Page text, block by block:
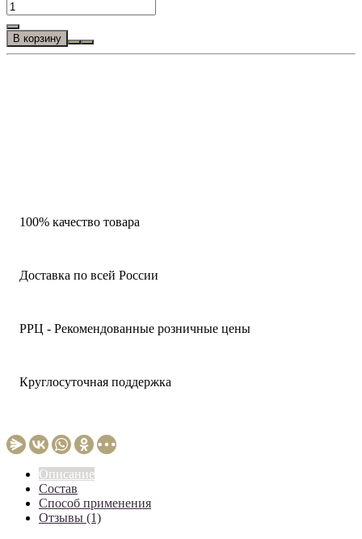
В корзину
100% качество товара
Доставка по всей России
РРЦ - Рекомендованные розничные цены
Круглосуточная поддержка
Описание
Состав
Способ применения
Отзывы (1)